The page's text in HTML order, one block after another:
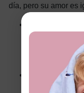
día, pero su amor es
Comience
si fue
familia con una
salida
Crea un
mi verdadera